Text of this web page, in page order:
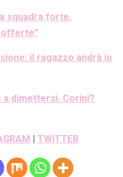
squadra forte.
offerte”
il ragazzo andrà in
a dimettersi. Corini?
TWITTER